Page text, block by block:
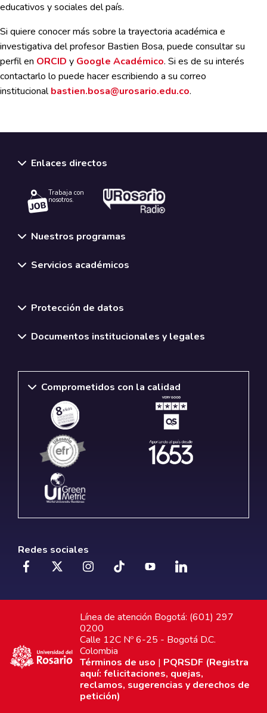
educativos y sociales del país.
Si quiere conocer más sobre la trayectoria académica e
investigativa del profesor Bastien Bosa, puede consultar su
perfil en ORCID y Google Académico. Si es de su interés
contactarlo lo puede hacer escribiendo a su correo
institucionalbastien.bosa@urosario.edu.co.
Enlaces directos
Trabaja con
nosotros.
Nuestros programas
Servicios académicos
Protección de datos
Documentos institucionales y legales
Comprometidos con la calidad
Redes sociales
Línea de atención Bogotá: (601) 297
0200
Calle 12C Nº 6-25 - Bogotá D.C.
Colombia
Términos de uso | PQRSDF (Registra
aquí: felicitaciones, quejas,
reclamos, sugerencias y derechos de
petición)